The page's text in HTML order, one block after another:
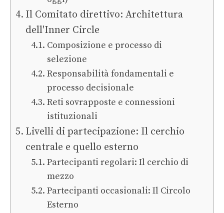
Il Comitato direttivo: Architettura
dell'Inner Circle
Composizione e processo di
selezione
Responsabilità fondamentali e
processo decisionale
Reti sovrapposte e connessioni
istituzionali
Livelli di partecipazione: Il cerchio
centrale e quello esterno
Partecipanti regolari: Il cerchio di
mezzo
Partecipanti occasionali: Il Circolo
Esterno